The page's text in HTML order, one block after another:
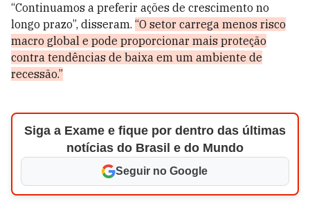
“Continuamos a preferir ações de crescimento no
longo prazo”, disseram. “O setor carrega menos risco
macro global e pode proporcionar mais proteção
contra tendências de baixa em um ambiente de
recessão.”
Siga a Exame e fique por dentro das últimas
notícias do Brasil e do Mundo
Seguir no Google